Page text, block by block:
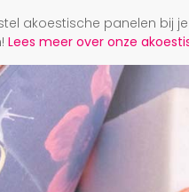
akoestische panelen bij
Lees meer over onze